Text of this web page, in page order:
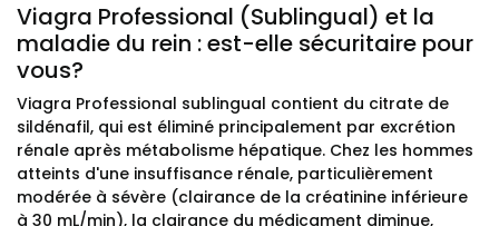
Viagra Professional (Sublingual) et la
maladie du rein : est-elle sécuritaire pour
vous?
Viagra Professional sublingual contient du citrate de
sildénafil, qui est éliminé principalement par excrétion
rénale après métabolisme hépatique. Chez les hommes
atteints d'une insuffisance rénale, particulièrement
modérée à sévère (clairance de la créatinine inférieure
à 30 mL/min), la clairance du médicament diminue,